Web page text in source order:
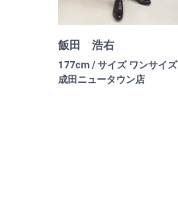
飯田 浩右
177cm / サイズ ワンサイズ
成田ニュータウン店